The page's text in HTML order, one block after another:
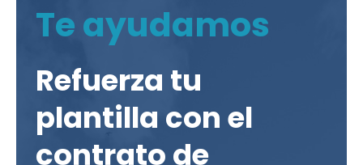
Te ayudamos
Refuerza tu
plantilla con el
contrato de